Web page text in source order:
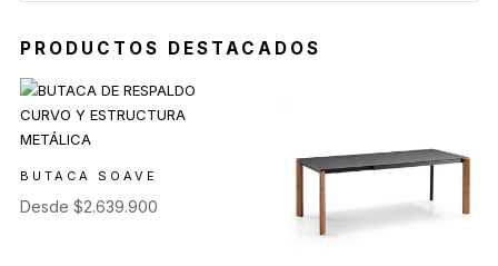
PRODUCTOS DESTACADOS
BUTACA SOAVE
Desde $2.639.900